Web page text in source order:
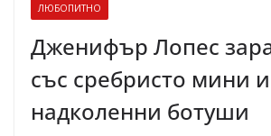
ЛЮБОПИТНО
Дженифър Лопес
със сребристо мини и
надколенни ботуши